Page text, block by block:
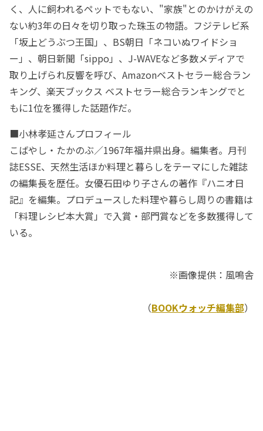
く、人に飼われるペットでもない、"家族"とのかけがえの
ない約3年の日々を切り取った珠玉の物語。フジテレビ系
「坂上どうぶつ王国」、BS朝日「ネコいぬワイドショ
ー」、朝日新聞「sippo」、J-WAVEなど多数メディアで
取り上げられ反響を呼び、Amazonベストセラー総合ラン
キング、楽天ブックス ベストセラー総合ランキングでと
もに1位を獲得した話題作だ。
■小林孝延さんプロフィール
こばやし・たかのぶ／1967年福井県出身。編集者。月刊
誌ESSE、天然生活ほか料理と暮らしをテーマにした雑誌
の編集長を歴任。女優石田ゆり子さんの著作『ハニオ日
記』を編集。プロデュースした料理や暮らし周りの書籍は
「料理レシピ本大賞」で入賞・部門賞などを多数獲得して
いる。
※画像提供：風鳴舎
（BOOKウォッチ編集部）